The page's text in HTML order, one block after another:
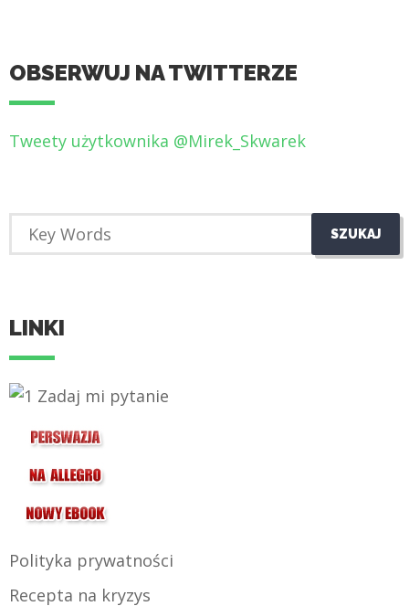
OBSERWUJ NA TWITTERZE
Tweety użytkownika @Mirek_Skwarek
LINKI
Polityka prywatności
Recepta na kryzys